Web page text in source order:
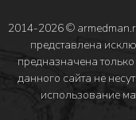
2014-2026 ©
представлена
предназначена
данного сайта не
использование